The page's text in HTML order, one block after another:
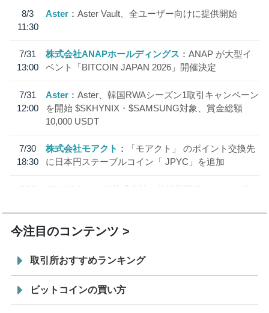
8/3
11:30
Aster Aster Vault、全ユーザー向けに提供開始
7/31
13:00
株式会社ANAPホールディングス
ANAP が大型イ
ベント「BITCOIN JAPAN 2026」開催決定
7/31
12:00
Aster
Aster、韓国RWAシーズン1取引キャンペーン
を開始 $SKHYNIX・$SAMSUNG対象、賞金総額
10,000 USDT
7/30
18:30
株式会社モアクト
「モアクト」 のポイント交換先
に日本円ステーブルコイン「 JPYC」を追加
7/29
SBI VCトレード株式会社
信託型円建てステーブル
今注目のコンテンツ
取引所おすすめランキング
ビットコインの買い方